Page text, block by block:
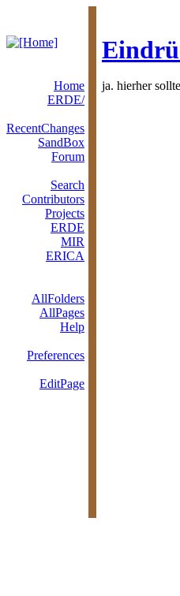
Home
ERDE/
RecentChanges
SandBox
Forum
Search
Contributors
Projects
ERDE
MIR
ERICA
AllFolders
AllPages
Help
Preferences
EditPage
ja. hierher